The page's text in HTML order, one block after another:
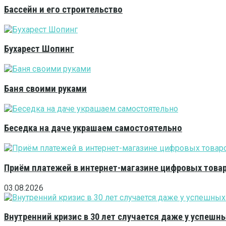
Бассейн и его строительство
Бухарест Шопинг
Баня своими руками
Беседка на даче украшаем самостоятельно
Приём платежей в интернет-магазине цифровых
03.08.2026
Внутренний кризис в 30 лет случается даже у